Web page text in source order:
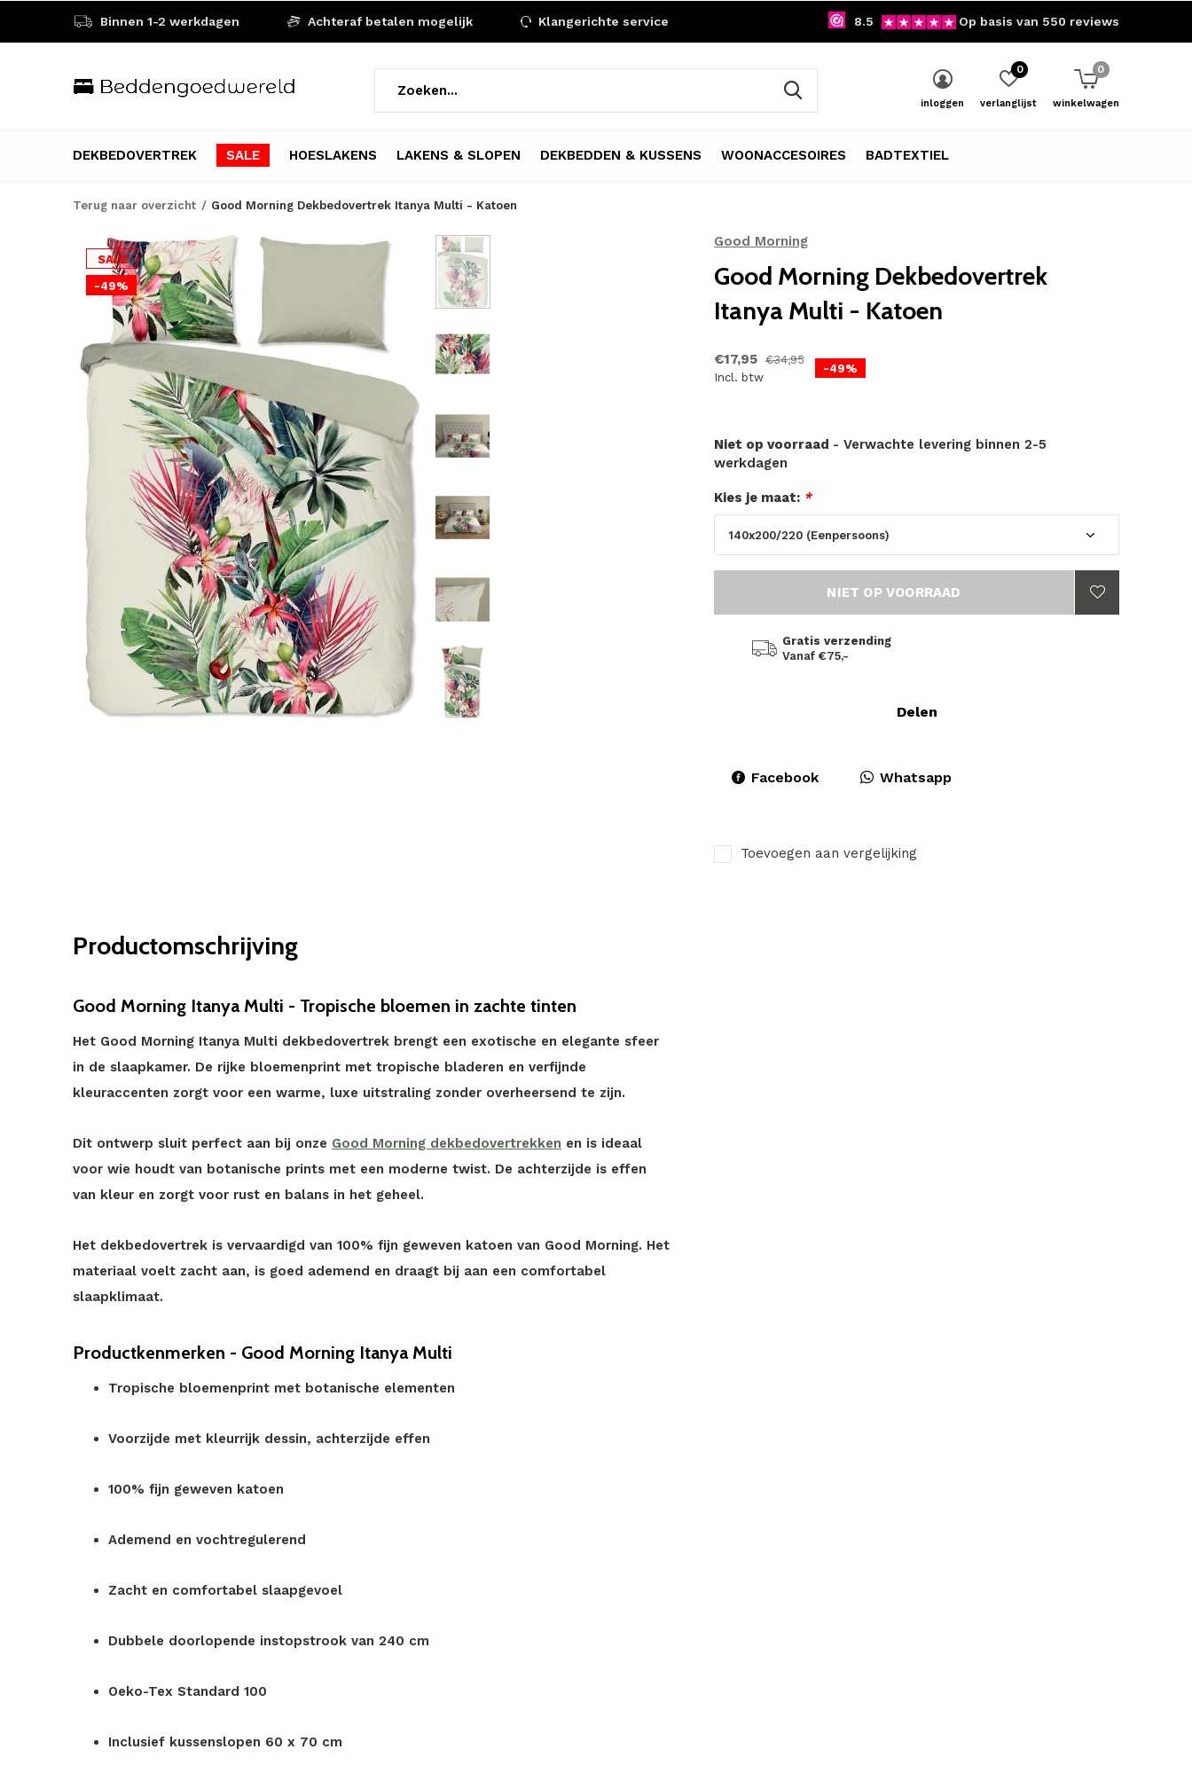
DEKBEDOVERTREK SALE HOESLAKENS LAKENS & SLOPEN DEKBEDDEN & KUSSENS WOONACCESOIRES BADTEXTIEL
inloggen verlanglijst
0
winkelwagen
0
Binnen 1-2 werkdagen Achteraf betalen mogelijk Klangerichte service 8.5 Op basis van 550 reviews
Terug naar overzicht Good Morning Dekbedovertrek Itanya Multi - Katoen
SALE
-49%
Good Morning
Good Morning Dekbedovertrek
Itanya Multi - Katoen
€17,95 €34,95
Incl. btw
-49%
Niet op voorraad - Verwachte levering binnen 2-5
werkdagen
Kies je maat: *
NIET OP VOORRAAD
Gratis verzending
Vanaf €75,-
Delen
Facebook Whatsapp
Toevoegen aan vergelijking
Productomschrijving
Good Morning Itanya Multi - Tropische bloemen in zachte tinten
Het Good Morning Itanya Multi dekbedovertrek brengt een exotische en elegante sfeer
in de slaapkamer. De rijke bloemenprint met tropische bladeren en verfijnde
kleuraccenten zorgt voor een warme, luxe uitstraling zonder overheersend te zijn.
Dit ontwerp sluit perfect aan bij onze Good Morning dekbedovertrekken en is ideaal
voor wie houdt van botanische prints met een moderne twist. De achterzijde is effen
van kleur en zorgt voor rust en balans in het geheel.
Het dekbedovertrek is vervaardigd van 100% fijn geweven katoen van Good Morning. Het
materiaal voelt zacht aan, is goed ademend en draagt bij aan een comfortabel
slaapklimaat.
Productkenmerken - Good Morning Itanya Multi
Tropische bloemenprint met botanische elementen
Voorzijde met kleurrijk dessin, achterzijde effen
100% fijn geweven katoen
Ademend en vochtregulerend
Zacht en comfortabel slaapgevoel
Dubbele doorlopende instopstrook van 240 cm
Oeko-Tex Standard 100
Inclusief kussenslopen 60 x 70 cm